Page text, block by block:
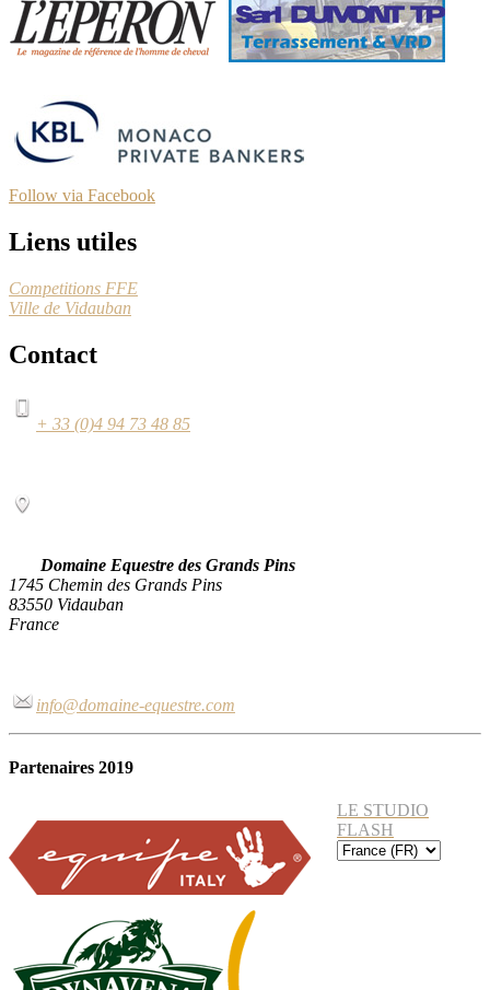
Follow via Facebook
Liens utiles
Competitions FFE
Ville de Vidauban
Contact
+ 33 (0)4 94 73 48 85
Domaine Equestre des Grands Pins
1745 Chemin des Grands Pins
83550 Vidauban
France
info@domaine-equestre.com
Partenaires 2019
LE STUDIO
FLASH